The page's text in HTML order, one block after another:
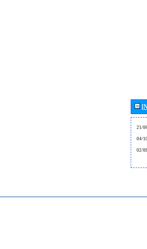
21/
04/
02/